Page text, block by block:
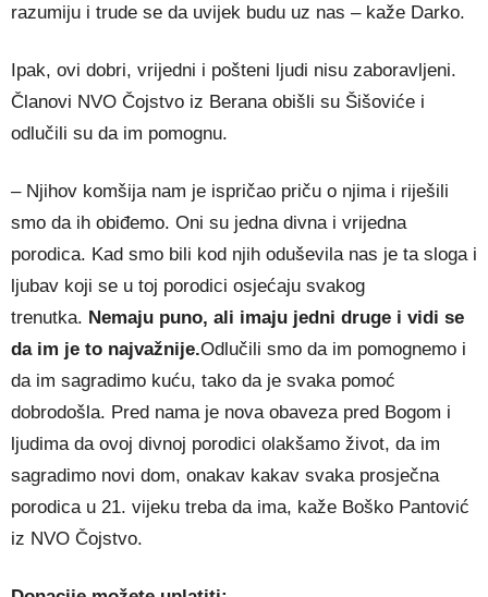
razumiju i trude se da uvijek budu uz nas – kaže Darko.
Ipak, ovi dobri, vrijedni i pošteni ljudi nisu zaboravljeni.
Članovi NVO Čojstvo iz Berana obišli su Šišoviće i
odlučili su da im pomognu.
– Njihov komšija nam je ispričao priču o njima i riješili
smo da ih obiđemo. Oni su jedna divna i vrijedna
porodica. Kad smo bili kod njih oduševila nas je ta sloga i
ljubav koji se u toj porodici osjećaju svakog
trenutka. Nemaju puno, ali imaju jedni druge i vidi se
da im je to najvažnije.Odlučili smo da im pomognemo i
da im sagradimo kuću, tako da je svaka pomoć
dobrodošla. Pred nama je nova obaveza pred Bogom i
ljudima da ovoj divnoj porodici olakšamo život, da im
sagradimo novi dom, onakav kakav svaka prosječna
porodica u 21. vijeku treba da ima, kaže Boško Pantović
iz NVO Čojstvo.